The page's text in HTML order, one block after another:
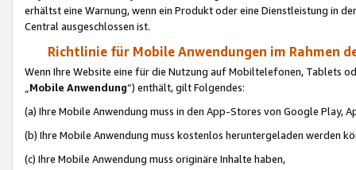
erhältst eine Warnung, wenn ein Produkt oder eine Dienstleistung in
Central ausgeschlossen ist.
Richtlinie für Mobile Anwendungen im Rahmen
Wenn Ihre Website eine für die Nutzung auf Mobiltelefonen, Tablets
„Mobile Anwendung“) enthält, gilt Folgendes:
(a) Ihre Mobile Anwendung muss in den App-Stores von Google Play,
(b) Ihre Mobile Anwendung muss kostenlos heruntergeladen werden
(c) Ihre Mobile Anwendung muss originäre Inhalte haben,